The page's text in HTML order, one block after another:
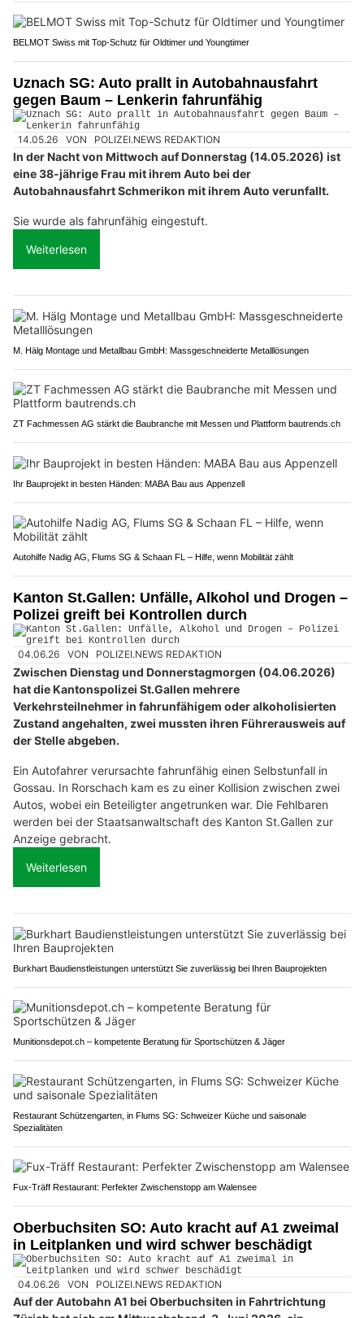
BELMOT Swiss mit Top-Schutz für Oldtimer und Youngtimer
Uznach SG: Auto prallt in Autobahnausfahrt
gegen Baum – Lenkerin fahrunfähig
14.05.26 VON POLIZEI.NEWS REDAKTION
In der Nacht von Mittwoch auf Donnerstag (14.05.2026) ist
eine 38-jährige Frau mit ihrem Auto bei der
Autobahnausfahrt Schmerikon mit ihrem Auto verunfallt.
Sie wurde als fahrunfähig eingestuft.
Weiterlesen
M. Hälg Montage und Metallbau GmbH: Massgeschneiderte Metalllösungen
ZT Fachmessen AG stärkt die Baubranche mit Messen und Plattform bautrends.ch
Ihr Bauprojekt in besten Händen: MABA Bau aus Appenzell
Autohilfe Nadig AG, Flums SG & Schaan FL – Hilfe, wenn Mobilität zählt
Kanton St.Gallen: Unfälle, Alkohol und Drogen –
Polizei greift bei Kontrollen durch
04.06.26 VON POLIZEI.NEWS REDAKTION
Zwischen Dienstag und Donnerstagmorgen (04.06.2026)
hat die Kantonspolizei St.Gallen mehrere
Verkehrsteilnehmer in fahrunfähigem oder alkoholisierten
Zustand angehalten, zwei mussten ihren Führerausweis auf
der Stelle abgeben.
Ein Autofahrer verursachte fahrunfähig einen Selbstunfall in
Gossau. In Rorschach kam es zu einer Kollision zwischen zwei
Autos, wobei ein Beteiligter angetrunken war. Die Fehlbaren
werden bei der Staatsanwaltschaft des Kanton St.Gallen zur
Anzeige gebracht.
Weiterlesen
Burkhart Baudienstleistungen unterstützt Sie zuverlässig bei Ihren Bauprojekten
Munitionsdepot.ch – kompetente Beratung für Sportschützen & Jäger
Restaurant Schützengarten, in Flums SG: Schweizer Küche und saisonale
Spezialitäten
Fux-Träff Restaurant: Perfekter Zwischenstopp am Walensee
Oberbuchsiten SO: Auto kracht auf A1 zweimal
in Leitplanken und wird schwer beschädigt
04.06.26 VON POLIZEI.NEWS REDAKTION
Auf der Autobahn A1 bei Oberbuchsiten in Fahrtrichtung